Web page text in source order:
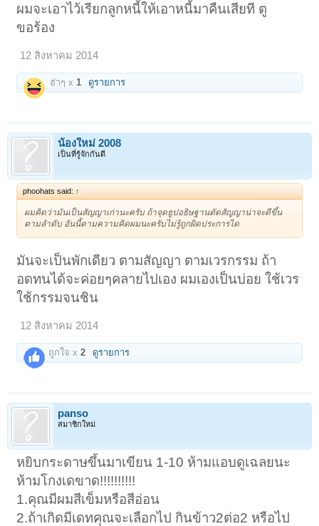
ผมจะเอาไว้เรียกลูกหนี้ให้เอาหนี้มาคืนเสียที ตู
ขอร้อง
12 สิงหาคม 2014
ฮ่าๆ x 1 ดูรายการ
น้องใหม่ 2008
เป็นที่รู้จักกันดี
phoohats said: ↑
ผมคิดว่ามันเป็นสัญญาเก่านะครับ ถ้าจุดธูปอธิษฐานตัดสัญญาน่าจะดีขึ้น
ตามลำดับ อันนี้ตามความคิดผมนะครับไม่รู้ถูกผิดประการได
มันจะเป็นพักเดียว ตามสัญญา ตามเวรกรรม ถ้า
อดทนได้จะค่อยๆคลายไปเอง ผมเองเป็นบ่อย ใช้เวร
ใช้กรรมจนชิน
12 สิงหาคม 2014
ถูกใจ x2 ดูรายการ
panso
สมาชิกใหม่
หยิบกระดาษขึ้นมาเขียน 1-10 ห้ามแอบดูเฉลยนะ
ห้ามโกงเดขาด!!!!!!!!!!
1.คุณมีผมสีเข็มหรือสีอ่อน
2.ถ้าเกิดมีเดทคุณจะเลือกไป กินข้าว2ต่อ2 หรือไป